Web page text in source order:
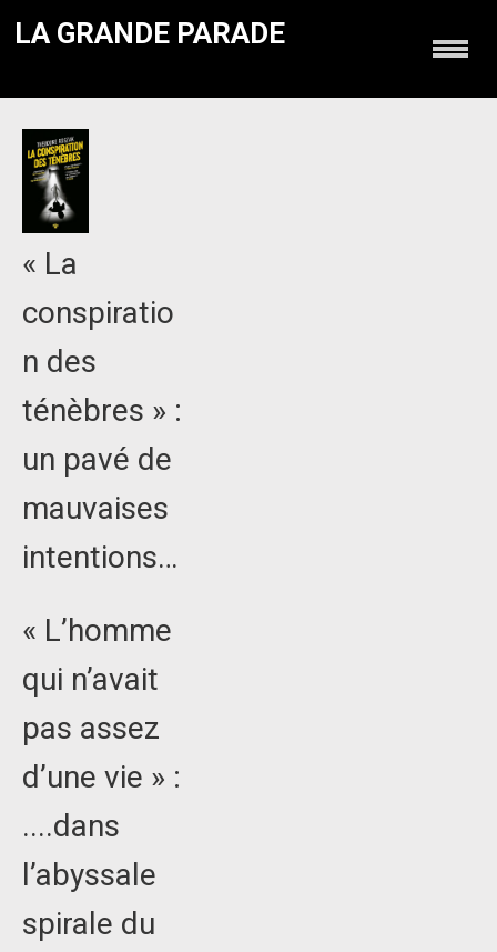
LA GRANDE PARADE
« La
conspiratio
n des
ténèbres » :
un pavé de
mauvaises
intentions…
« L’homme
qui n’avait
pas assez
d’une vie » :
....dans
l’abyssale
spirale du